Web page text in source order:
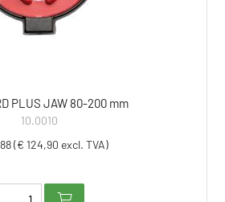
PLUS JAW 80-200 mm
10.0010
(€ 124,90 excl. TVA)